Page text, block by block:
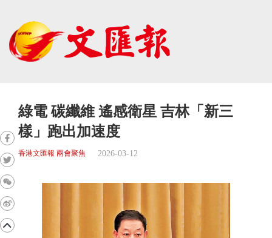
綠電 碳纖維 遙感衛星 吉林「新三
樣」跑出加速度
香港文匯報 兩會聚焦 2026-03-12